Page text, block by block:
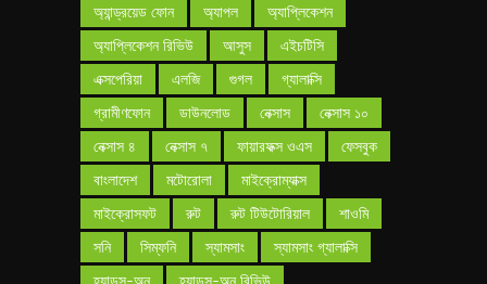
অ্যান্ড্রয়েড ফোন
অ্যাপল
অ্যাপ্লিকেশন
অ্যাপ্লিকেশন রিভিউ
আসুস
এইচটিসি
এক্সপেরিয়া
এলজি গুগল
গ্যালাক্সি
গ্রামীণফোন
ডাউনলোড নেক্সাস
নেক্সাস ১০
নেক্সাস ৪
নেক্সাস ৭ ফায়ারফক্স ওএস
ফেসবুক
বাংলাদেশ
মটোরোলা
মাইক্রোম্যাক্স
মাইক্রোসফট
রুট রুট টিউটোরিয়াল
শাওমি
সনি
সিম্ফনি স্যামসাং
স্যামসাং গ্যালাক্সি